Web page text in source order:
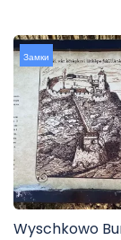
Замки
Wyschkowo